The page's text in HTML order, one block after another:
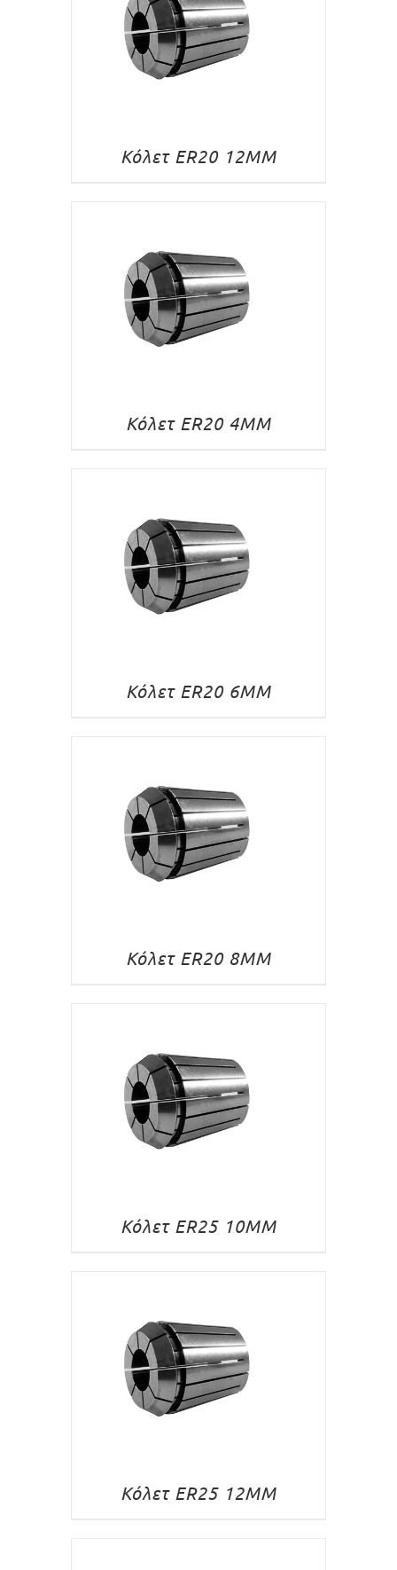
Κόλετ ER20 12MM
Κόλετ ER20 4MM
Κόλετ ER20 6MM
Κόλετ ER20 8MM
Κόλετ ER25 10MM
Κόλετ ER25 12MM